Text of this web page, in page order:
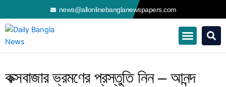
to
content
news@allonlinebanglanewspapers.com
কক্সবাজার ভ্রমণের প্রস্তুতি নিন – আনন্দ